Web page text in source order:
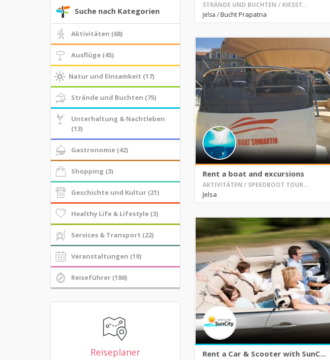
Suche nach Kategorien
Aktivitäten (68)
Ausflüge (45)
Natur und Einsamkeit (17)
Strände und Buchten (75)
Unterhaltung & Nachtleben
(13)
Gastronomie (42)
Shopping (3)
Geschichte und Kultur (21)
Healthy Life & Lifestyle (3)
Services & Transport (22)
Veranstaltungen (10)
Reiseführer (186)
Reiseplaner
STRÄNDE UND BUCHTEN / KIESST...
Jelsa /Bucht Prapatna
Rent a boat and excursions
AKTIVITÄTEN / SPEEDBOOT TOUR...
Jelsa
Rent a Car & Scooter with SunC...